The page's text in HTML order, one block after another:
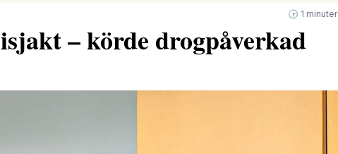
🕝 1 minuter
– körde drogpåverkad